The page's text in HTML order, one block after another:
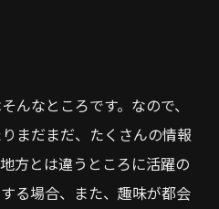
んなところです。なので、
まだまだ、たくさんの情報
方とは違うところに活躍の
る場合、また、趣味が都会